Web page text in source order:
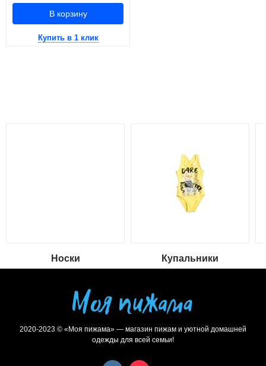
В корзину
Купить в 1 клик
Носки Купальники
2020-2023 © «Моя пижама» — магазин пижам и уютной домашней
одежды для всей семьи!